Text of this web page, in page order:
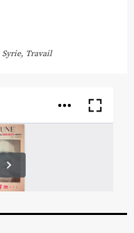
Syrie, Travail